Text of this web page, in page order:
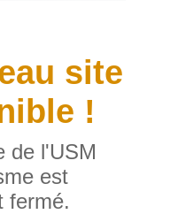
site
!
de l'USM
est
fermé.